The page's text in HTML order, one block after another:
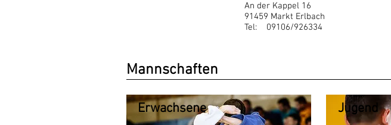
An der Kappel 16
91459 Markt Erlbach
Tel: 09106/926334
Mannschaften
Erwachsene Jugend